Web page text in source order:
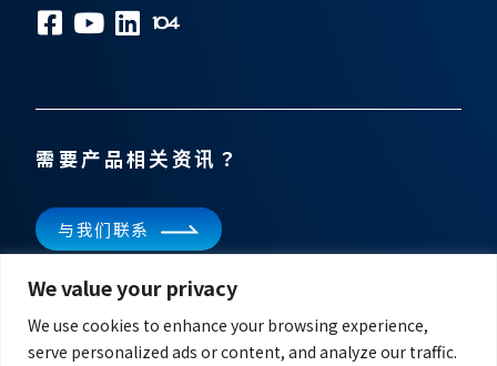
We value your privacy
We use cookies to enhance your browsing experience,
serve personalized ads or content, and analyze our traffic.
订阅电子报
需要产品相关资讯？
与我们联系